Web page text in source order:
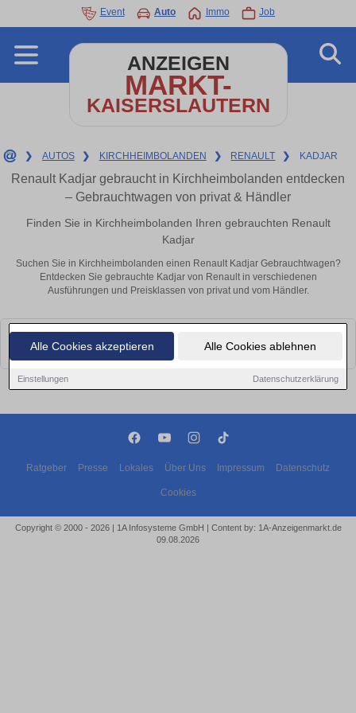
Alle Cookies akzeptieren Alle Cookies ablehnen
Einstellungen Datenschutzerklärung
Event Auto Immo Job
ANZEIGEN
MARKT-
KAISERSLAUTERN
❯ AUTOS ❯ KIRCHHEIMBOLANDEN ❯ RENAULT ❯ KADJAR
Renault Kadjar gebraucht in Kirchheimbolanden entdecken
– Gebrauchtwagen von privat & Händler
Finden Sie in Kirchheimbolanden Ihren gebrauchten Renault
Kadjar
Suchen Sie in Kirchheimbolanden einen Renault Kadjar Gebrauchtwagen?
Entdecken Sie gebrauchte Kadjar von Renault in verschiedenen
Ausführungen und Preisklassen von privat und vom Händler.
Leider konnten wir derzeit keine passenden Autos finden. Schauen Sie
bald wieder vorbei!
Ratgeber Presse Lokales Über Uns Impressum Datenschutz
Cookies
Copyright © 2000 - 2026 | 1A Infosysteme GmbH | Content by: 1A-Anzeigenmarkt.de
09.08.2026